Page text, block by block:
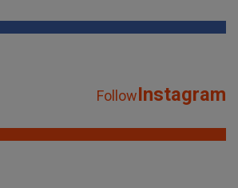
FollowInstagram